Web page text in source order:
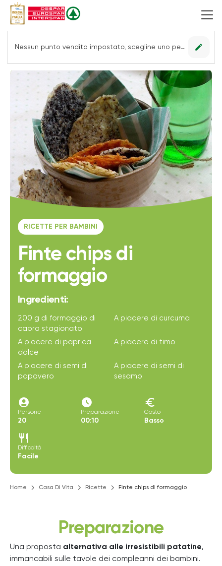
Nessun punto vendita impostato, scegline uno per vedere le offerte. edit
RICETTE PER BAMBINI
Finte chips di
formaggio
Ingredienti:
200 g di formaggio di
capra stagionato
A piacere di curcuma
A piacere di paprica
dolce
A piacere di timo
A piacere di semi di
papavero
A piacere di semi di
sesamo
account_circle
Persone
20
access_time_filled
Preparazione
00:10
euro
Costo
Basso
restaurant
Difficoltà
Facile
Home Casa Di Vita Ricette Finte chips di formaggio
Preparazione
Una proposta alternativa alle irresistibili patatine,
immancabili sulle tavole dei compleanni dei bambini.